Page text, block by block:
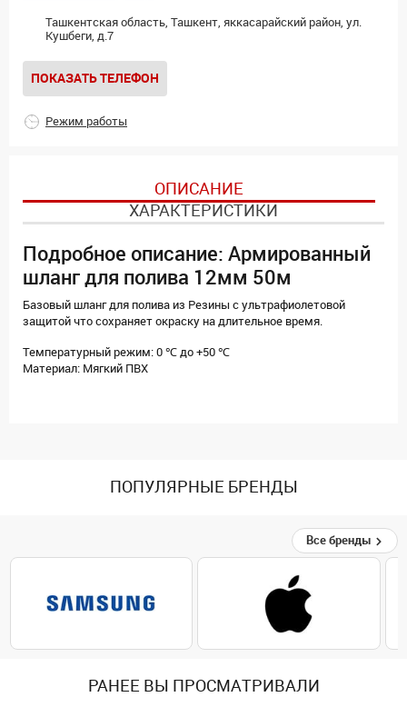
Ташкентская область, Ташкент, яккасарайский район, ул.
Кушбеги, д.7
ПОКАЗАТЬ ТЕЛЕФОН
Режим работы
ОПИСАНИЕ
ХАРАКТЕРИСТИКИ
Подробное описание: Армированный
шланг для полива 12мм 50м
Базовый шланг для полива из Резины с ультрафиолетовой
защитой что сохраняет окраску на длительное время.
Температурный режим: 0 ℃ до +50 ℃
Материал: Мягкий ПВХ
ПОПУЛЯРНЫЕ БРЕНДЫ
Все бренды
РАНЕЕ ВЫ ПРОСМАТРИВАЛИ